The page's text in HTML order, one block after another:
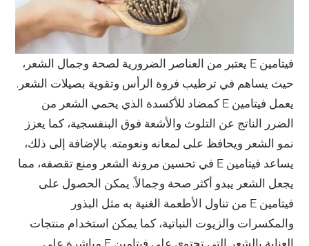
فيتامين E يعتبر من العناصر الضرورية لصحة وجمال الشعر،
حيث يساهم في ترطيب فروة الرأس وتقوية بصيلات الشعر.
يعمل فيتامين E كمضاد للأكسدة الذي يحمي الشعر من
الضرر الناتج عن التلوث والأشعة فوق البنفسجية، كما يعزز
نمو الشعر ويحافظ على لمعانه ونعومته. بالإضافة إلى ذلك،
يساعد فيتامين E في تحسين مرونة الشعر ومنع تقصفه، مما
يجعل الشعر يبدو أكثر صحة وجمالاً. يمكن الحصول على
فيتامين E من تناول الأطعمة الغنية به مثل البذور
والمكسرات والزيوت النباتية، كما يمكن استخدام منتجات
العناية بالشعر التي تحتوي على فيتامين E مباشرة على